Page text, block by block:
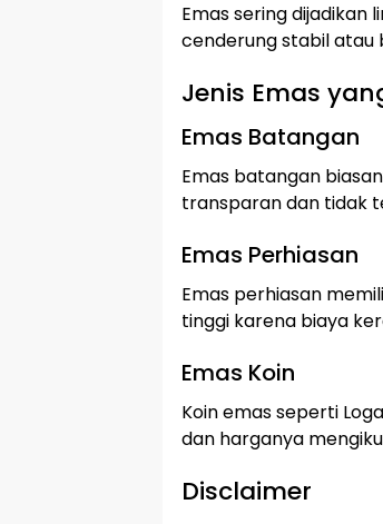
Emas sering dijadikan
cenderung stabil atau
Jenis Emas
Emas Batangan
Emas batangan
transparan dan tidak
Emas Perhiasan
Emas perhiasan
tinggi karena biaya
Emas Koin
Koin emas seperti
dan harganya
Disclaimer